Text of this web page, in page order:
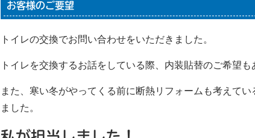
お客様のご要望
トイレの交換でお問い合わせをいただきました。
トイレを交換するお話をしている際、内装貼替のご希望
また、寒い冬がやってくる前に断熱リフォームも考えて
ました。